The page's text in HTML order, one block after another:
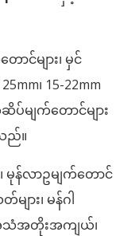
ောင်များ၊ မှင်
၊ 15-22mm
ပ်မျက်တောင်များ
ည်။
မုန်လာဥမျက်တောင်
ျား၊ မန်ဂါ
အသံအတိုးအကျယ်၊